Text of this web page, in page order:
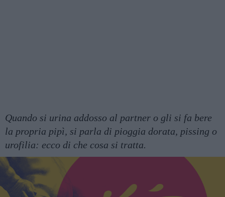
Quando si urina addosso al partner o gli si fa bere
la propria pipì, si parla di pioggia dorata, pissing o
urofilia: ecco di che cosa si tratta.